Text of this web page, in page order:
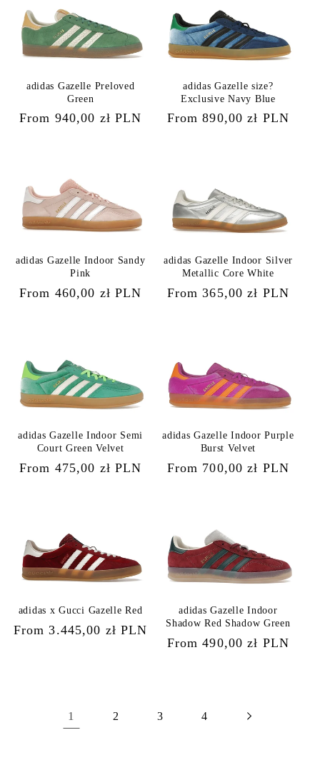
adidas Gazelle Preloved
Green
Regular
From 940,00 zł PLN
adidas Gazelle size?
Exclusive Navy Blue
Regular
From 890,00 zł PLN
adidas Gazelle Indoor Sandy
Pink
Regular
From 460,00 zł PLN
adidas Gazelle Indoor Silver
Metallic Core White
Regular
From 365,00 zł PLN
adidas Gazelle Indoor Semi
Court Green Velvet
Regular
From 475,00 zł PLN
adidas Gazelle Indoor Purple
Burst Velvet
Regular
From 700,00 zł PLN
adidas x Gucci Gazelle Red
Regular
From 3.445,00 zł PLN
adidas Gazelle Indoor
Shadow Red Shadow Green
Regular
From 490,00 zł PLN
1 2 3 4